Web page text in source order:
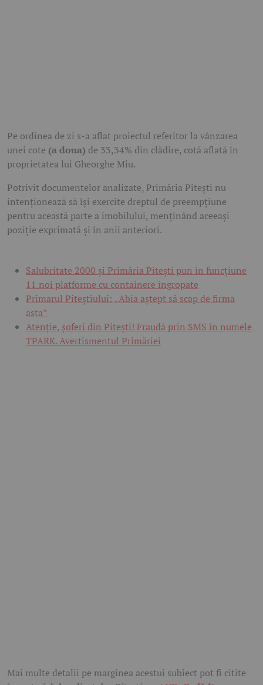
Pe ordinea de zi s-a aflat proiectul referitor la vânzarea
unei cote (a doua) de 33,34% din clădire, cotă aflată în
proprietatea lui Gheorghe Miu.
Potrivit documentelor analizate, Primăria Pitești nu
intenționează să își exercite dreptul de preempțiune
pentru această parte a imobilului, menținând aceeași
poziție exprimată și în anii anteriori.
Salubritate 2000 și Primăria Pitești pun în funcțiune
11 noi platforme cu containere îngropate
Primarul Piteștiului: „Abia aștept să scap de firma
asta”
Atenție, șoferi din Pitești! Fraudă prin SMS în numele
TPARK. Avertismentul Primăriei
Mai multe detalii pe marginea acestui subiect pot fi citite